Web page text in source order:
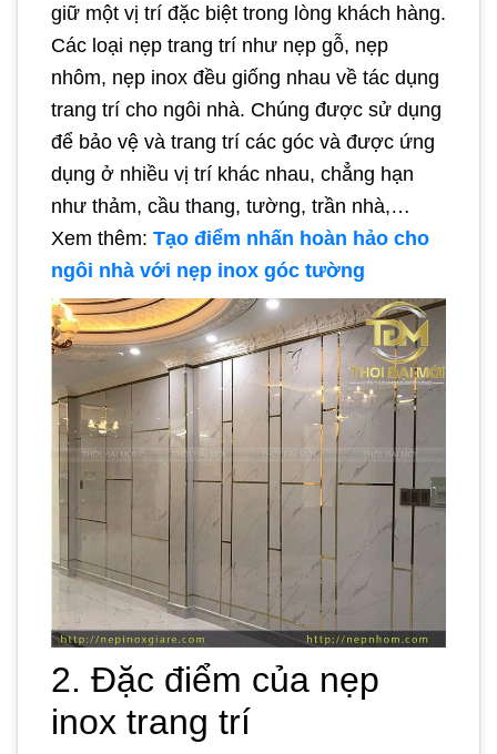
giữ một vị trí đặc biệt trong lòng khách hàng.
Các loại nẹp trang trí như nẹp gỗ, nẹp
nhôm, nẹp inox đều giống nhau về tác dụng
trang trí cho ngôi nhà. Chúng được sử dụng
để bảo vệ và trang trí các góc và được ứng
dụng ở nhiều vị trí khác nhau, chẳng hạn
như thảm, cầu thang, tường, trần nhà,…
Xem thêm: Tạo điểm nhấn hoàn hảo cho
ngôi nhà với nẹp inox góc tường
2. Đặc điểm của nẹp
inox trang trí